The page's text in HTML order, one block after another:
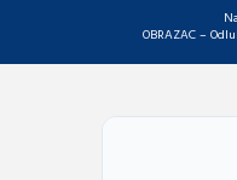
OBRAZAC –